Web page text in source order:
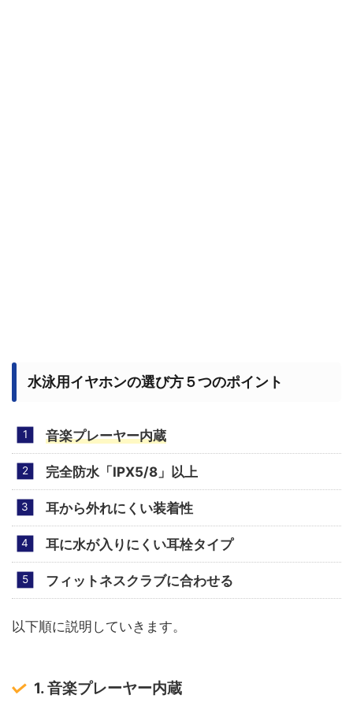
水泳用イヤホンの選び方５つのポイント
音楽プレーヤー内蔵
完全防水「IPX5/8」以上
耳から外れにくい装着性
耳に水が入りにくい耳栓タイプ
フィットネスクラブに合わせる
以下順に説明していきます。
1. 音楽プレーヤー内蔵